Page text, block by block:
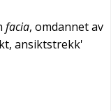
facia, omdannet av
ansiktstrekk'